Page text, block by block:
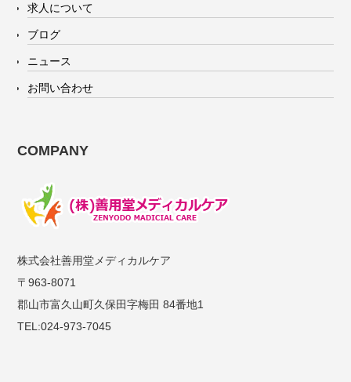
求人について
ブログ
ニュース
お問い合わせ
COMPANY
株式会社善用堂メディカルケア
〒963-8071
郡山市富久山町久保田字梅田 84番地1
TEL:024-973-7045